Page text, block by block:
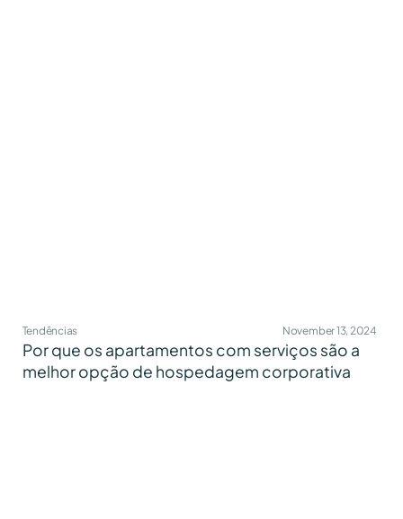
Tendências November 13, 2024
Por que os apartamentos com serviços são a
melhor opção de hospedagem corporativa